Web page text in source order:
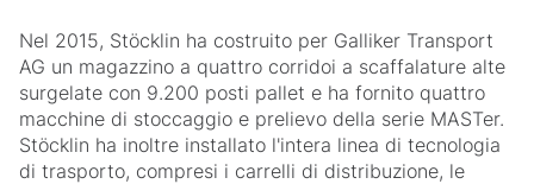
Nel 2015, Stöcklin ha costruito per Galliker Transport
AG un magazzino a quattro corridoi a scaffalature alte
surgelate con 9.200 posti pallet e ha fornito quattro
macchine di stoccaggio e prelievo della serie MASTer.
Stöcklin ha inoltre installato l'intera linea di tecnologia
di trasporto, compresi i carrelli di distribuzione, le